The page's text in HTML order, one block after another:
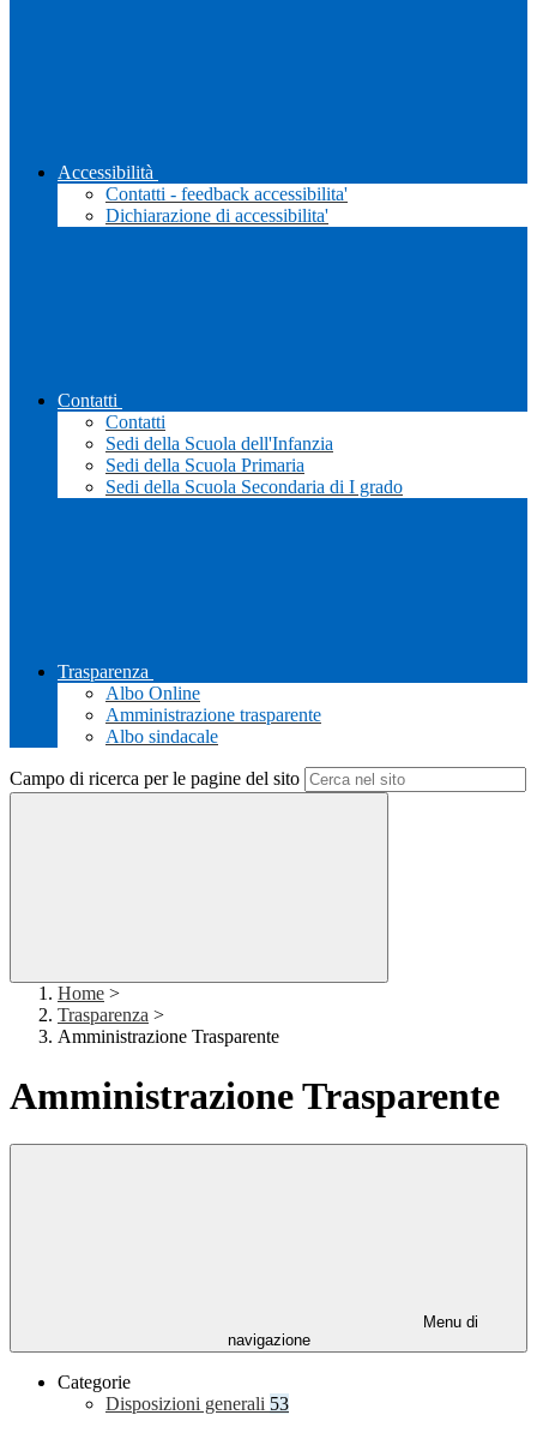
Accessibilità
Contatti - feedback accessibilita'
Dichiarazione di accessibilita'
Contatti
Contatti
Sedi della Scuola dell'Infanzia
Sedi della Scuola Primaria
Sedi della Scuola Secondaria di I grado
Trasparenza
Albo Online
Amministrazione trasparente
Albo sindacale
Campo di ricerca per le pagine del sito
Home >
Trasparenza >
Amministrazione Trasparente
Amministrazione Trasparente
Menu di
navigazione
Categorie
Disposizioni generali 53